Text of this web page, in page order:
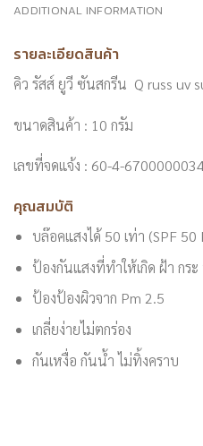
ADDITIONAL INFORMATION
รายละเอียดสินค้า
คิว รัสส์ ยูวี ซันสกรีน Q russ uv
ขนาดสินค้า : 10 กรัม
เลขที่จดแจ้ง : 60-4-
คุณสมบัติ
บล๊อคแสงได้ 50 เท่า (SPF 50
ป้องกันแสงที่ทำให้เกิด ฝ้า กร
ป้องป้องผิวจาก Pm 2.5
เกลี่ยง่ายไม่ตกร่อง
กันเหงื่อ กันน้ำ ไม่ทิ้งคราบ